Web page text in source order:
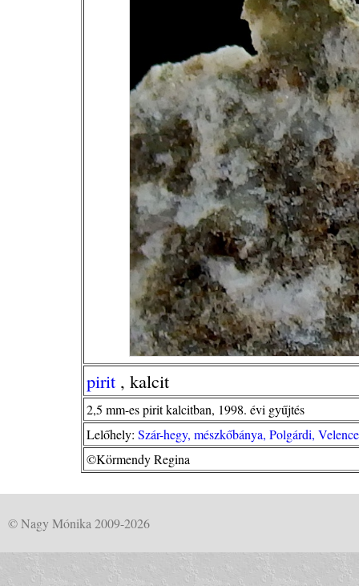
pirit , kalcit
2,5 mm-es pirit kalcitban, 1998. évi gyűjtés
Lelőhely: Szár-hegy, mészkőbánya, Polgárdi,
©Körmendy Regina
© Nagy Mónika 2009-2026